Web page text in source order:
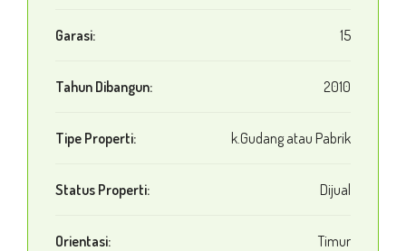
Garasi: 15
Tahun Dibangun: 2010
Tipe Properti: k.Gudang atau Pabrik
Status Properti: Dijual
Orientasi: Timur